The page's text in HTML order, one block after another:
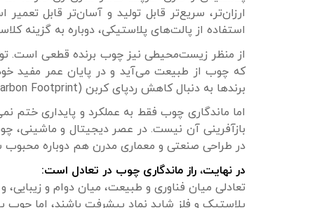
ارزان‌تر، سریع‌تر قابل تولید و آسان‌تر قابل
استفاده از پالت‌های پلاستیکی، دوباره به گزینه
از منظر زیست‌محیطی نیز چوب برنده قطعی است.
که چوب از طبیعت می‌آید و در پایان عمر مفید
برندها به دنبال کاهش ردپای کربن (Carbon Footprint) هستند، چوب به عنوان گزینه‌ای اخلاقی و هوشمند مطرح است.
اما ماندگاری چوب فقط به عملکرد و پایداری ختم
بازآفرینی آن نیست. در عصر دیجیتال و ماشینی،
در طراحی صنعتی و معماری مدرن هم دوباره
در نهایت، راز ماندگاری چوب در تعادل است:
تعادلی میان فناوری و طبیعت، میان دوام و زیبایی،
پلاستیک و فلز شاید نماد پیشرفت باشند، اما